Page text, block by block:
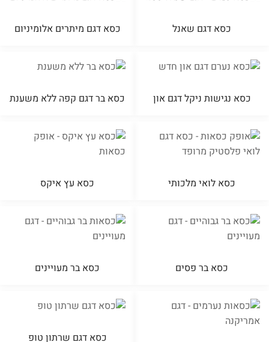
כסא דגם שאנל כסא דגם מיתרים אלומיניום
כסא נגישות ניקל דגם און כסא בר דגם קפה ללא משענת
כסא לואי מלכותי כסא עץ איקס
כסא בר פסים כסא בר מעויינים
כסא דגם שרתון טופ